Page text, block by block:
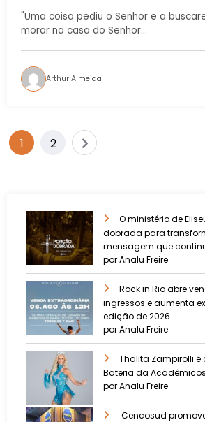
"Uma coisa pediu o Senhor e a
morar na casa do Senhor…
Arthur Almeida
1 2
O ministério de
dobrada para
mensagem que
por Analu Freire
Rock in Rio abre
ingressos e aumenta
edição de 2026
por Analu Freire
Thalita Zampirolli
Bateria da
por Analu Freire
Cencosud